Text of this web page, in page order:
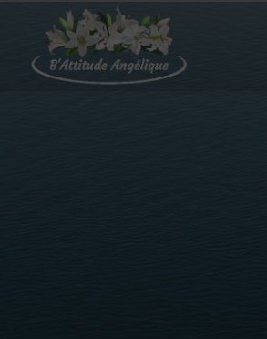
Panneau de gestion des cookies